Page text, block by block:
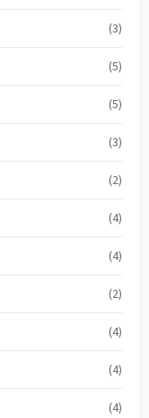
(3)
(5)
(5)
(3)
(2)
(4)
(4)
(2)
(4)
(4)
(4)